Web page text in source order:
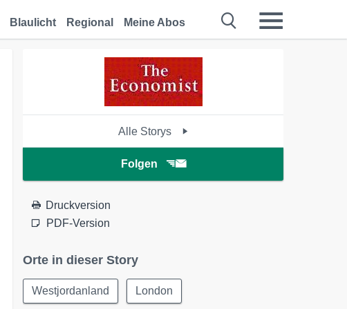
Blaulicht Regional Meine Abos
Alle Storys
Folgen
Druckversion
PDF-Version
Orte in dieser Story
Westjordanland London